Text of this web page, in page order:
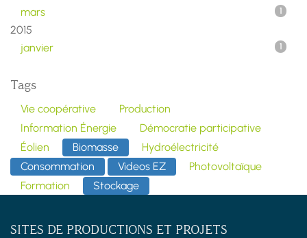
mars 1
2015
janvier
1
Tags
Vie coopérative
Production
Information Énergie
Démocratie participative
Éolien
Biomasse
Hydroélectricité
Consommation
Videos EZ
Photovoltaïque
Formation
Stockage
SITES DE PRODUCTIONS ET PROJETS